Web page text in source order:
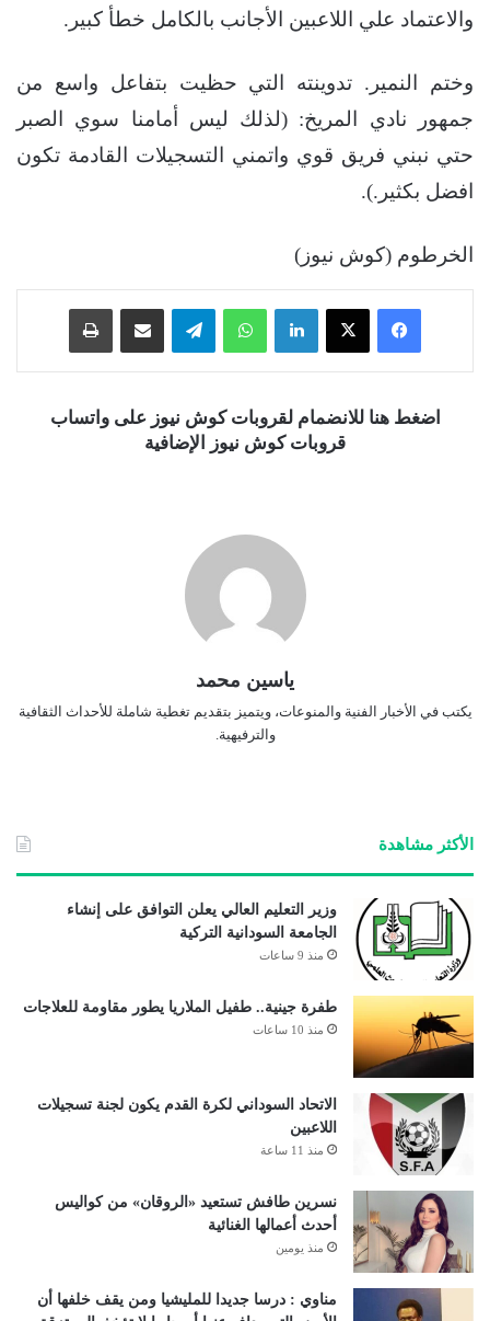
والاعتماد علي اللاعبين الأجانب بالكامل خطأ كبير.
وختم النمير. تدوينته التي حظيت بتفاعل واسع من
جمهور نادي المريخ: (لذلك ليس أمامنا سوي الصبر
حتي نبني فريق قوي واتمني التسجيلات القادمة تكون
افضل بكثير.).
الخرطوم (كوش نيوز)
فيسبوك ‫X لينكدإن واتساب تيلقرام
اضغط هنا للانضمام لقروبات كوش نيوز على واتساب
قروبات كوش نيوز الإضافية
ياسين محمد
يكتب في الأخبار الفنية والمنوعات، ويتميز بتقديم تغطية شاملة للأحداث الثقافية
والترفيهية.
الأكثر مشاهدة
وزير التعليم العالي يعلن التوافق على إنشاء
الجامعة السودانية التركية
منذ 9 ساعات
طفرة جينية.. طفيل الملاريا يطور مقاومة للعلاجات
منذ 10 ساعات
الاتحاد السوداني لكرة القدم يكون لجنة تسجيلات
اللاعبين
منذ 11 ساعة
نسرين طافش تستعيد «الروقان» من كواليس
أحدث أعمالها الغنائية
منذ يومين
مناوي : درسا جديدا للمليشيا ومن يقف خلفها أن